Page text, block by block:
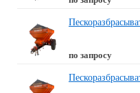
по запросу